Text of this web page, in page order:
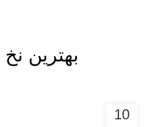
بهترین
10